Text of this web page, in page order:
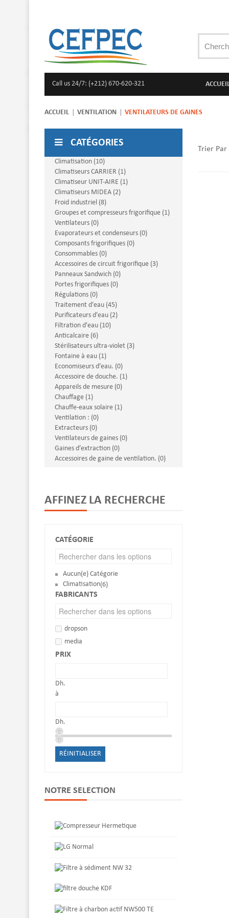
Call us 24/7: (+212) 670-620-321
ACCUEIL VENTILATION VENTILATEURS DE GAINES
CATÉGORIES
Climatisation (10)
Climatiseurs CARRIER (1)
Climatiseur UNIT-AIRE (1)
Climatiseurs MIDEA (2)
Froid industriel (8)
Groupes et compresseurs frigorifique (1)
Ventilateurs (0)
Evaporateurs et condenseurs (0)
Composants frigorifiques (0)
Consommables (0)
Accessoires de circuit frigorifique (3)
Panneaux Sandwich (0)
Portes frigorifiques (0)
Régulations (0)
Traitement d'eau (45)
Purificateurs d'eau (2)
Filtration d'eau (10)
Anticalcaire (6)
Stérilisateurs ultra-violet (3)
Fontaine à eau (1)
Economiseurs d’eau. (0)
Accessoire de douche. (1)
Appareils de mesure (0)
Chauffage (1)
Chauffe-eaux solaire (1)
Ventilation : (0)
Extracteurs (0)
Ventilateurs de gaines (0)
Gaines d’extraction (0)
Accessoires de gaine de ventilation. (0)
AFFINEZ LA RECHERCHE
CATÉGORIE
Aucun(e) Catégorie
Climatisation(6)
FABRICANTS
dropson
media
PRIX
Dh.
à
Dh.
RÉINITIALISER
NOTRE SELECTION
Trier Par